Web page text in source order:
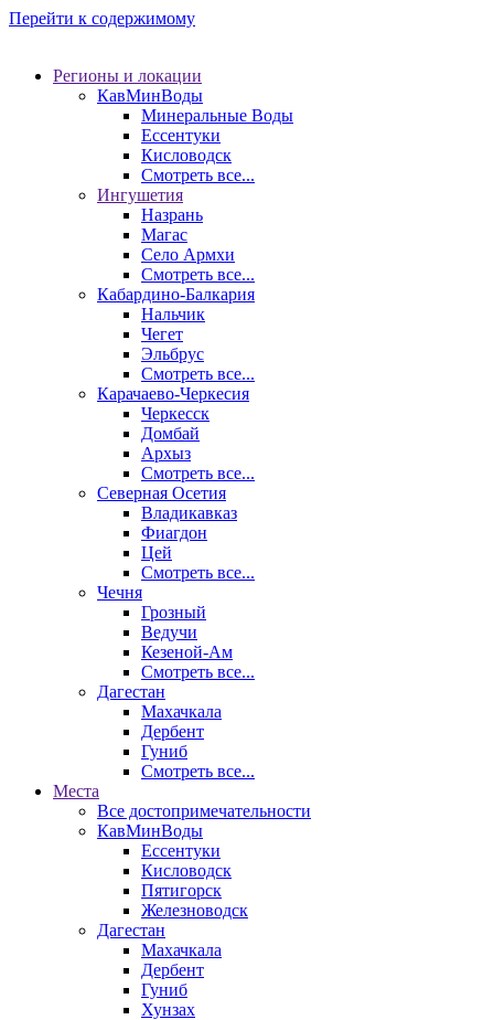
Перейти к содержимому
Регионы и локации
КавМинВоды
Минеральные Воды
Ессентуки
Кисловодск
Смотреть все...
Ингушетия
Назрань
Магас
Село Армхи
Смотреть все...
Кабардино-Балкария
Нальчик
Чегет
Эльбрус
Смотреть все...
Карачаево-Черкесия
Черкесск
Домбай
Архыз
Смотреть все...
Северная Осетия
Владикавказ
Фиагдон
Цей
Смотреть все...
Чечня
Грозный
Ведучи
Кезеной-Ам
Смотреть все...
Дагестан
Махачкала
Дербент
Гуниб
Смотреть все...
Места
Все достопримечательности
КавМинВоды
Ессентуки
Кисловодск
Пятигорск
Железноводск
Дагестан
Махачкала
Дербент
Гуниб
Хунзах